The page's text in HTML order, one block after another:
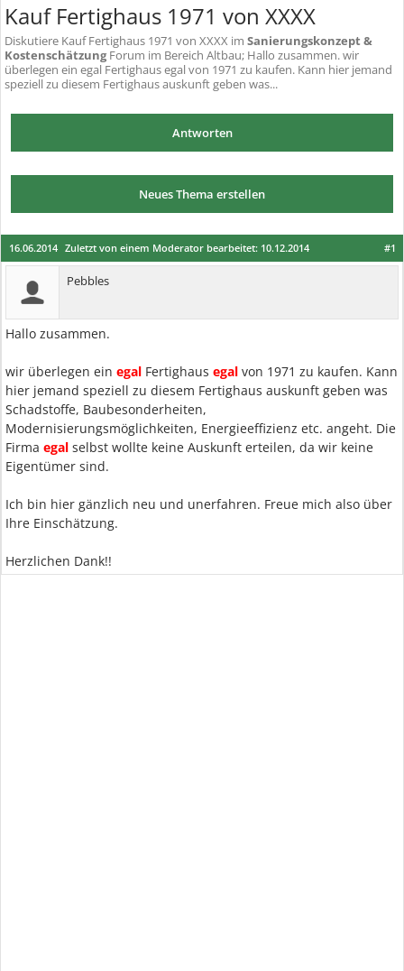
Kauf Fertighaus 1971 von XXXX
Diskutiere Kauf Fertighaus 1971 von XXXX im Sanierungskonzept &
Kostenschätzung Forum im Bereich Altbau; Hallo zusammen. wir
überlegen ein egal Fertighaus egal von 1971 zu kaufen. Kann hier jemand
speziell zu diesem Fertighaus auskunft geben was...
Antworten
Neues Thema erstellen
#1
16.06.2014 Zuletzt von einem Moderator bearbeitet: 10.12.2014
Pebbles
Hallo zusammen.
wir überlegen ein egal Fertighaus egal von 1971 zu kaufen. Kann
hier jemand speziell zu diesem Fertighaus auskunft geben was
Schadstoffe, Baubesonderheiten,
Modernisierungsmöglichkeiten, Energieeffizienz etc. angeht. Die
Firma egal selbst wollte keine Auskunft erteilen, da wir keine
Eigentümer sind.
Ich bin hier gänzlich neu und unerfahren. Freue mich also über
Ihre Einschätzung.
Herzlichen Dank!!